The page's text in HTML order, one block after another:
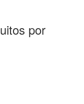
por